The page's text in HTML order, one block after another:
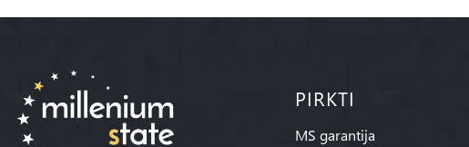
PIRKTI
MS garantija